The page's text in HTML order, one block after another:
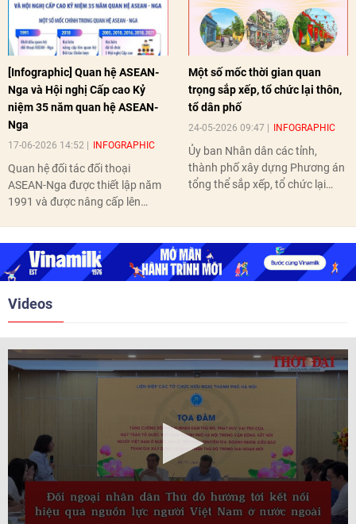
[Infographic] Quan hệ ASEAN-
Nga và Hội nghị Cấp cao Kỷ
niệm 35 năm quan hệ ASEAN-
Nga
17-06-2026 14:52 INFOGRAPHIC
Quan hệ đối tác đối thoại
ASEAN-Nga được thiết lập năm
1991 và được nâng cấp lên
nghị Cấp cao vào các năm 2005,
2010, 2016, 2018, 2021.
Một số mốc thời gian quan
trọng sắp xếp, tổ chức lại thôn,
tổ dân phố
24-05-2026 09:47 INFOGRAPHIC
Ủy ban Nhân dân các tỉnh,
thành phố xây dựng Phương án
tổng thể sắp xếp, tổ chức lại
Videos